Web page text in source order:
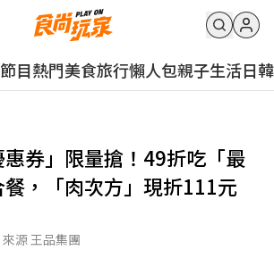
節目熱門美食旅行懶人包親子生活日韓
券」限量搶！49折吃「最
，「肉次方」現折111元
源 王品集團